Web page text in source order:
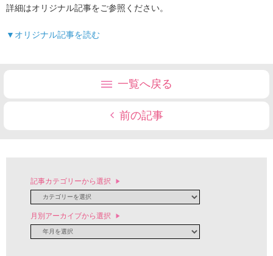
詳細はオリジナル記事をご参照ください。
▼オリジナル記事を読む
一覧へ戻る
前の記事
記事カテゴリーから選択
月別アーカイブから選択